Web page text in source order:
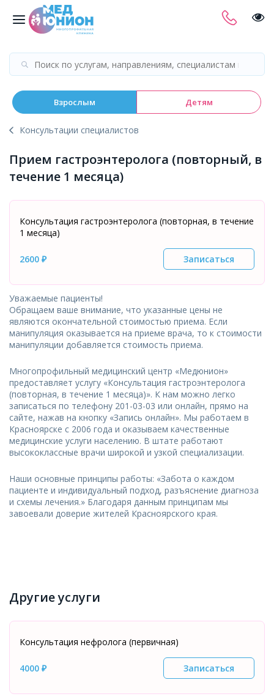
Взрослым Детям
Консультации специалистов
Прием гастроэнтеролога (повторный, в
течение 1 месяца)
Консультация гастроэнтеролога (повторная, в течение
1 месяца)
2600 ₽ Записаться
Уважаемые пациенты!
Обращаем ваше внимание, что указанные цены не
являются окончательной стоимостью приема. Если
манипуляция оказывается на приеме врача, то к стоимости
манипуляции добавляется стоимость приема.
Многопрофильный медицинский центр «Медюнион»
предоставляет услугу «Консультация гастроэнтеролога
(повторная, в течение 1 месяца)». К нам можно легко
записаться по телефону 201-03-03 или онлайн, прямо на
сайте, нажав на кнопку «Запись онлайн». Мы работаем в
Красноярске с 2006 года и оказываем качественные
медицинские услуги населению. В штате работают
высококлассные врачи широкой и узкой специализации.
Наши основные принципы работы: «Забота о каждом
пациенте и индивидуальный подход, разъяснение диагноза
и схемы лечения.» Благодаря данным принципам мы
завоевали доверие жителей Красноярского края.
Другие услуги
Консультация нефролога (первичная)
4000 ₽ Записаться